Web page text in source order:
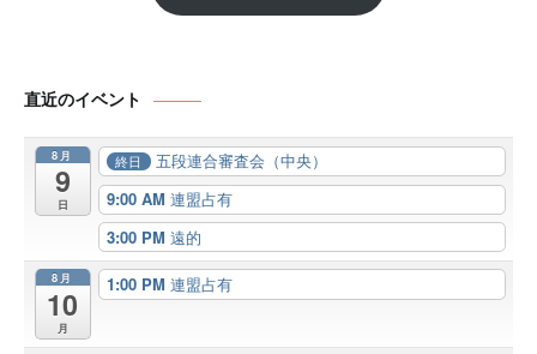
直近のイベント
8月
9
日
終日
五段連合審査会（中央）
9:00 AM 連盟占有
3:00 PM 遠的
8月
10
月
1:00 PM 連盟占有